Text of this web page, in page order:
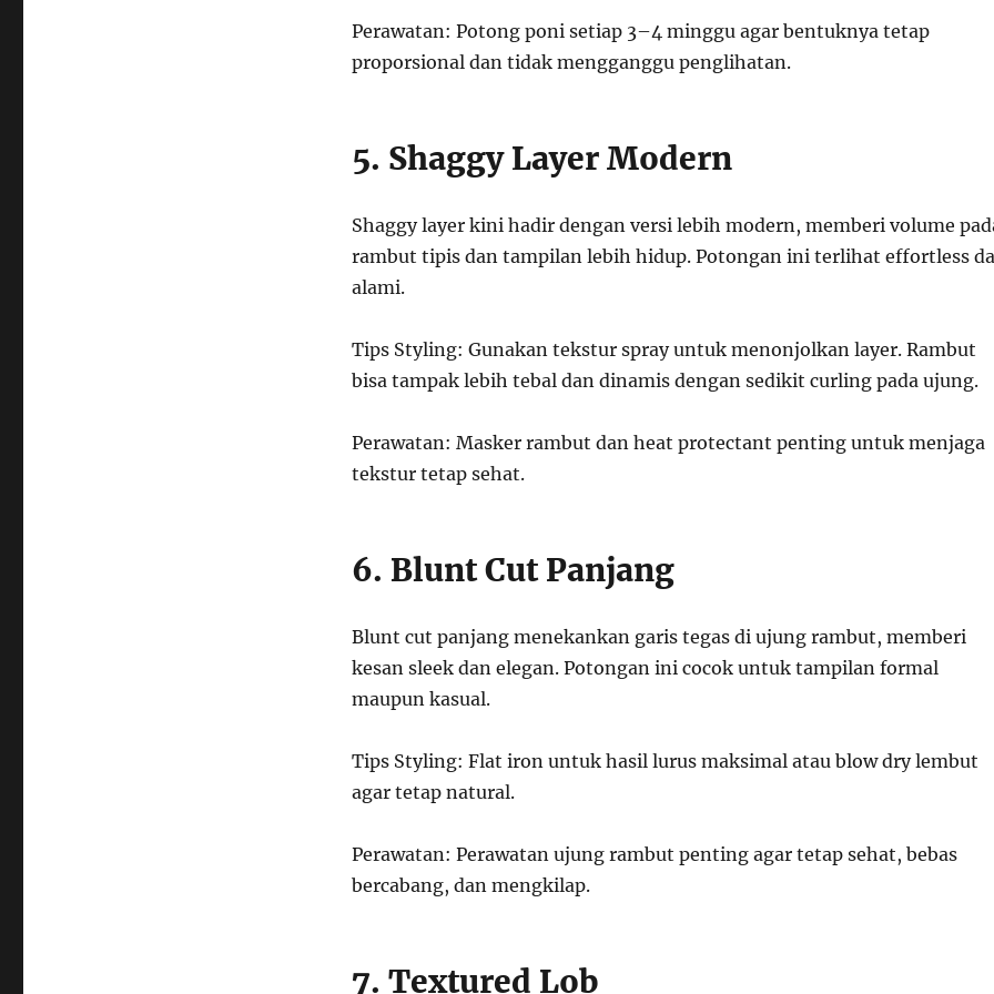
Perawatan: Potong poni setiap 3–4 minggu agar bentuknya tetap
proporsional dan tidak mengganggu penglihatan.
5. Shaggy Layer Modern
Shaggy layer kini hadir dengan versi lebih modern, memberi volume
rambut tipis dan tampilan lebih hidup. Potongan ini terlihat effortless
alami.
Tips Styling: Gunakan tekstur spray untuk menonjolkan layer. Rambut
bisa tampak lebih tebal dan dinamis dengan sedikit curling pada ujung.
Perawatan: Masker rambut dan heat protectant penting untuk menjaga
tekstur tetap sehat.
6. Blunt Cut Panjang
Blunt cut panjang menekankan garis tegas di ujung rambut, memberi
kesan sleek dan elegan. Potongan ini cocok untuk tampilan formal
maupun kasual.
Tips Styling: Flat iron untuk hasil lurus maksimal atau blow dry lembut
agar tetap natural.
Perawatan: Perawatan ujung rambut penting agar tetap sehat, bebas
bercabang, dan mengkilap.
7. Textured Lob